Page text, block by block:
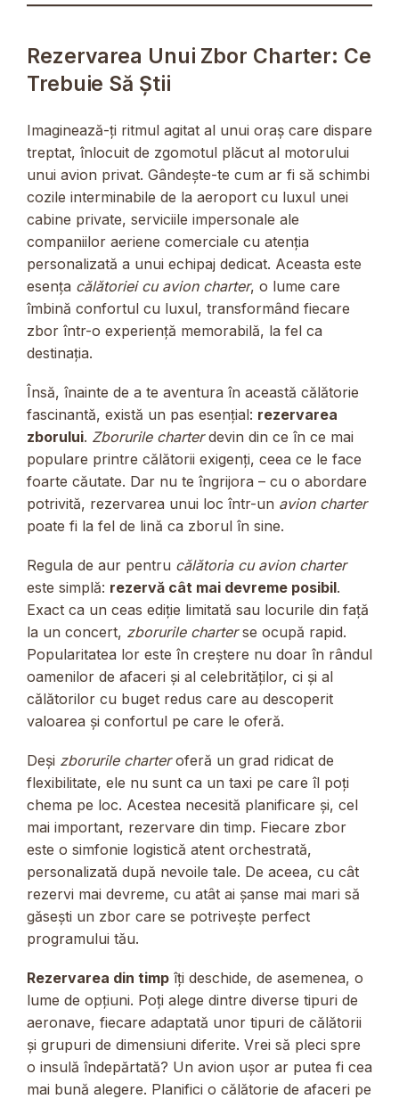
Rezervarea Unui Zbor Charter: Ce
Trebuie Să Știi
Imaginează-ți ritmul agitat al unui oraș care dispare
treptat, înlocuit de zgomotul plăcut al motorului
unui avion privat. Gândește-te cum ar fi să schimbi
cozile interminabile de la aeroport cu luxul unei
cabine private, serviciile impersonale ale
companiilor aeriene comerciale cu atenția
personalizată a unui echipaj dedicat. Aceasta este
esența călătoriei cu avion charter, o lume care
îmbină confortul cu luxul, transformând fiecare
zbor într-o experiență memorabilă, la fel ca
destinația.
Însă, înainte de a te aventura în această călătorie
fascinantă, există un pas esențial: rezervarea
zborului. Zborurile charterdevin din ce în ce mai
populare printre călătorii exigenți, ceea ce le face
foarte căutate. Dar nu te îngrijora – cu o abordare
potrivită, rezervarea unui loc într-un avion charter
poate fi la fel de lină ca zborul în sine.
Regula de aur pentru călătoria cu avion charter
este simplă: rezervă cât mai devreme posibil.
Exact ca un ceas ediție limitată sau locurile din față
la un concert, zborurile charterse ocupă rapid.
Popularitatea lor este în creștere nu doar în rândul
oamenilor de afaceri și al celebrităților, ci și al
călătorilor cu buget redus care au descoperit
valoarea și confortul pe care le oferă.
Deși zborurile charteroferă un grad ridicat de
flexibilitate, ele nu sunt ca un taxi pe care îl poți
chema pe loc. Acestea necesită planificare și, cel
mai important, rezervare din timp. Fiecare zbor
este o simfonie logistică atent orchestrată,
personalizată după nevoile tale. De aceea, cu cât
rezervi mai devreme, cu atât ai șanse mai mari să
găsești un zbor care se potrivește perfect
programului tău.
Rezervarea din timp îți deschide, de asemenea, o
lume de opțiuni. Poți alege dintre diverse tipuri de
aeronave, fiecare adaptată unor tipuri de călătorii
și grupuri de dimensiuni diferite. Vrei să pleci spre
o insulă îndepărtată? Un avion ușor ar putea fi cea
mai bună alegere. Planifici o călătorie de afaceri pe